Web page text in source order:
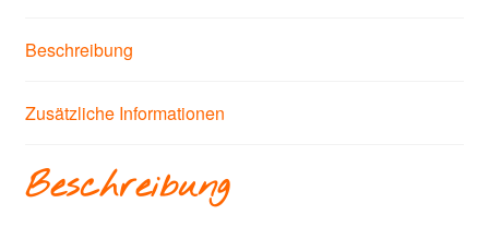
Beschreibung
Zusätzliche Informationen
Beschreibung